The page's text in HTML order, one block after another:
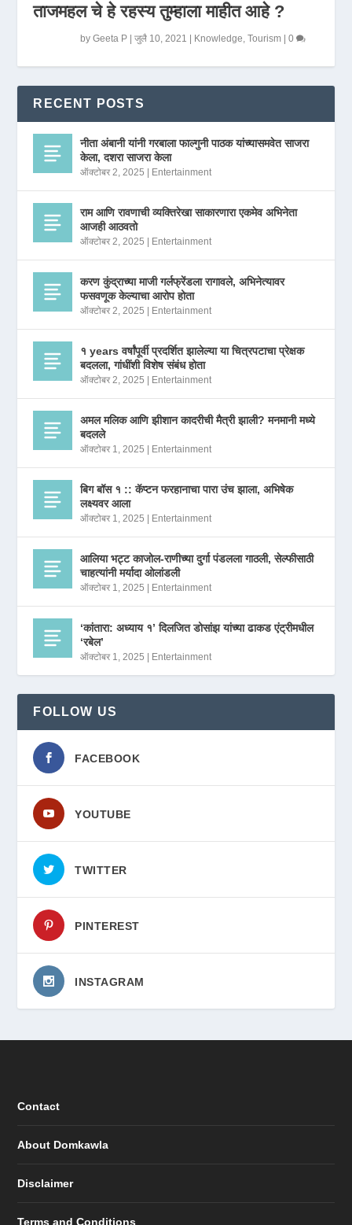
ताजमहल चे हे रहस्य तुम्हाला माहीत आहे ?
byGeeta P |जुलै 10, 2021 | Knowledge ,Tourism |0
RECENT POSTS
नीता अंबानी यांनी गरबाला फाल्गुनी पाठक यांच्यासमवेत साजरा
केला, दशरा साजरा केला
ऑक्टोबर 2, 2025 | Entertainment
राम आणि रावणाची व्यक्तिरेखा साकारणारा एकमेव अभिनेता
आजही आठवतो
ऑक्टोबर 2, 2025 | Entertainment
करण कुंद्राच्या माजी गर्लफ्रेंडला रागावले, अभिनेत्यावर
फसवणूक केल्याचा आरोप होता
ऑक्टोबर 2, 2025 | Entertainment
१ years वर्षांपूर्वी प्रदर्शित झालेल्या या चित्रपटाचा प्रेक्षक
बदलला, गांधींशी विशेष संबंध होता
ऑक्टोबर 2, 2025 | Entertainment
अमल मलिक आणि झीशान कादरीची मैत्री झाली? मनमानी मध्ये
बदलले
ऑक्टोबर 1, 2025 | Entertainment
बिग बॉस १ :: कॅप्टन फरहानाचा पारा उंच झाला, अभिषेक
लक्ष्यवर आला
ऑक्टोबर 1, 2025 | Entertainment
आलिया भट्ट काजोल-राणीच्या दुर्गा पंडलला गाठली, सेल्फीसाठी
चाहत्यांनी मर्यादा ओलांडली
ऑक्टोबर 1, 2025 | Entertainment
‘कांतारा: अध्याय १’ दिलजित डोसांझ यांच्या ढाकड एंट्रीमधील
‘रबेल’
ऑक्टोबर 1, 2025 | Entertainment
FOLLOW US
FACEBOOK
YOUTUBE
TWITTER
PINTEREST
INSTAGRAM
Contact
About Domkawla
Disclaimer
Terms and Conditions